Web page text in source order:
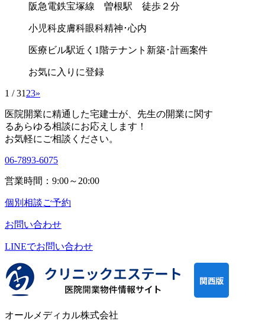
阪急電鉄宝塚線 曽根駅 徒歩２分
小児科皮膚科眼科精神･心内
医療ビル駅近く 1階テナント 新築･計画案件
お気に入りに登録
1 / 31 23»
医院開業に精通した宅建士が、 先生の開業に関す
るあらゆる相談にお応えします！
お気軽にご相談ください。
06-7893-6075
営業時間：9:00～20:00
個別相談ご予約
お問い合わせ
LINEでお問い合わせ
オールメディカル株式会社